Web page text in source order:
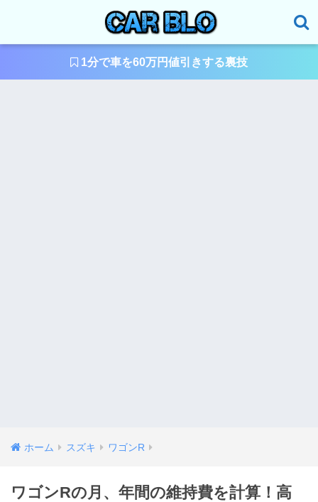
1分で車を60万円値引きする裏技
ホーム スズキ ワゴンR
ワゴンRの月、年間の維持費を計算！高